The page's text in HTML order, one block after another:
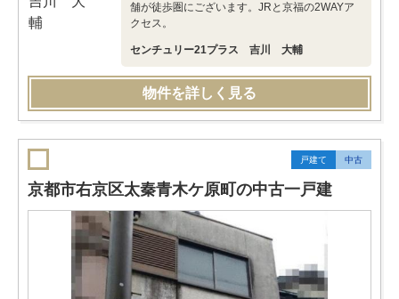
舗が徒歩圏にございます。JRと京福の2WAYア
クセス。
センチュリー21プラス 吉川 大輔
物件を詳しく見る
戸建て 中古
京都市右京区太秦青木ケ原町の中古一戸建